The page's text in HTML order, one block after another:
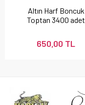
Altın Harf Boncuk
Toptan 3400 adet
650,00 TL